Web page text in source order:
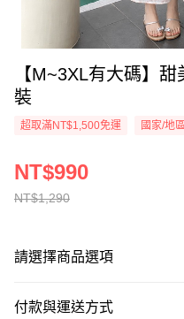
【M~3XL有大碼】
裝
超取滿NT$1,500免運 國家/地
NT$1,290
NT$990
請選擇商品選項
付款與運送方式